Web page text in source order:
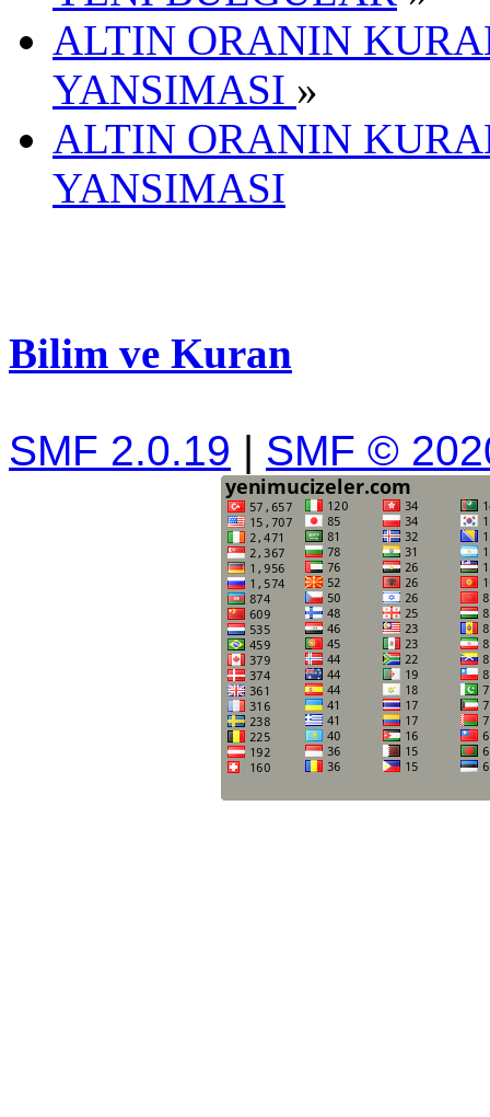
ALTIN ORANIN
YANSIMASI »
ALTIN ORANIN
YANSIMASI
Bilim ve Kuran
SMF 2.0.19 | SMF ©